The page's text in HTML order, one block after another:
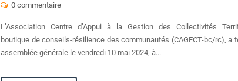
0 commentaire
L’Association Centre d’Appui à la Gestion des Collectivités
boutique de conseils-résilience des communautés (CAGECT-bc/rc), a
assemblée générale le vendredi 10 mai 2024, à...